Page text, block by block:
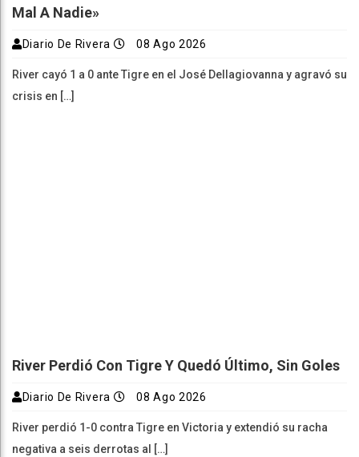
Mal A Nadie»
Diario De Rivera 08 Ago 2026
River cayó 1 a 0 ante Tigre en el José Dellagiovanna y agravó su
crisis en […]
River Perdió Con Tigre Y Quedó Último, Sin Goles
Diario De Rivera 08 Ago 2026
River perdió 1-0 contra Tigre en Victoria y extendió su racha
negativa a seis derrotas al […]